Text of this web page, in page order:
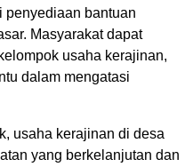
penyediaan bantuan
Masyarakat dapat
usaha kerajinan,
dalam mengatasi
usaha kerajinan di desa
yang berkelanjutan dan